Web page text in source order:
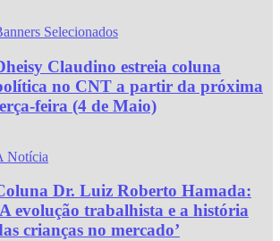
Selecionados
Claudino estreia coluna
no CNT a partir da próxima
feira (4 de Maio)
Notícia
Dr. Luiz Roberto Hamada:
evolução trabalhista e a história
crianças no mercado’